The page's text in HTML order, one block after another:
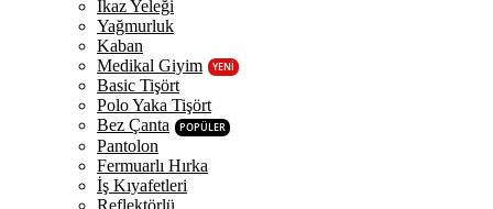
İkaz Yeleği
Yağmurluk
Kaban
Medikal Giyim
YENİ
Basic Tişört
Polo Yaka Tişört
Bez Çanta
POPÜLER
Pantolon
Fermuarlı Hırka
İş Kıyafetleri
Reflektörlü